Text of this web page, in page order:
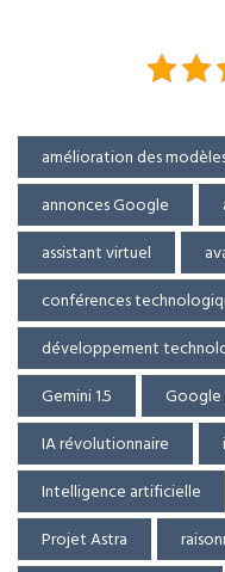
amélioration des
annonces Google
assistant virtuel
conférences
développement
Gemini 1.5
Google
IA révolutionnaire
Intelligence artificielle
Projet Astra